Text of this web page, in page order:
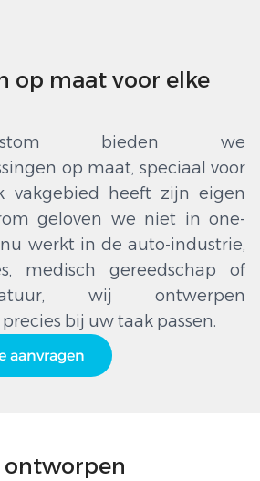
op maat voor elke
bieden we
op maat, speciaal voor
vakgebied heeft zijn eigen
geloven we niet in one-
werkt in de auto-industrie,
medisch gereedschap of
wij ontwerpen
bij uw taak passen.
aanvragen